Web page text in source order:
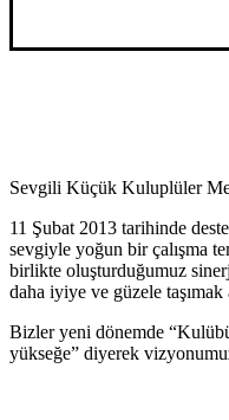
Sevgili Küçük Kuluplüler
11 Şubat 2013 tarihinde
sevgiyle yoğun bir çalışma
birlikte oluşturduğumuz
daha iyiye ve güzele taşımak
Bizler yeni dönemde
yükseğe” diyerek